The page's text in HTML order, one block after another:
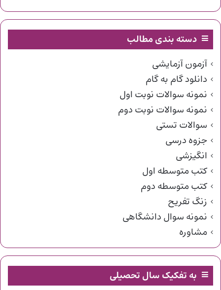
دسته بندی مطالب
آزمون آزمایشی
دانلود گام به گام
نمونه سوالات نوبت اول
نمونه سوالات نوبت دوم
سوالات تستی
جزوه درسی
انگیزشی
کتب متوسطه اول
کتب متوسطه دوم
زنگ تفریح
نمونه سوال دانشگاهی
مشاوره
به تفکیک سال تحصیلی